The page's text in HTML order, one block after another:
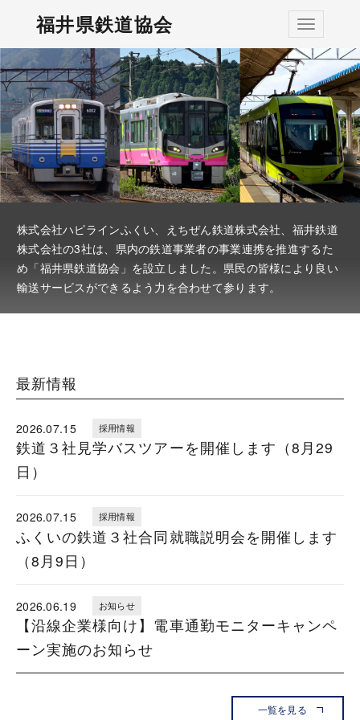
ナビゲー
福井県鉄道協会
株式会社ハピラインふくい、えちぜん鉄道株式会社、福井鉄道
株式会社の3社は、県内の鉄道事業者の事業連携を推進するた
め「福井県鉄道協会」を設立しました。県民の皆様により良い
輸送サービスができるよう力を合わせて参ります。
最新情報
2026.07.15 採用情報
鉄道３社見学バスツアーを開催します（8月29
日）
2026.07.15 採用情報
ふくいの鉄道３社合同就職説明会を開催します
（8月9日）
2026.06.19 お知らせ
【沿線企業様向け】電車通勤モニターキャンペ
ーン実施のお知らせ
一覧を見る